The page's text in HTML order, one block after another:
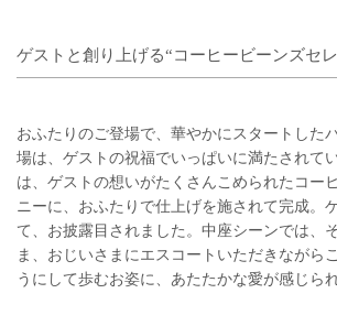
ゲストと創り上げる“コーヒービーンズセ
おふたりのご登場で、華やかにスタートした
場は、ゲストの祝福でいっぱいに満たされて
は、ゲストの想いがたくさんこめられたコー
ニーに、おふたりで仕上げを施されて完成。
て、お披露目されました。中座シーンでは、
ま、おじいさまにエスコートいただきながら
うにして歩むお姿に、あたたかな愛が感じら